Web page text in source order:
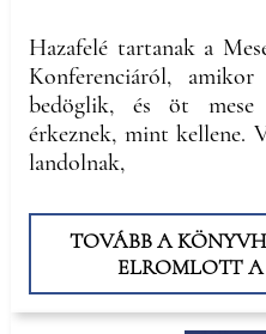
Hazafelé tartanak a
Konferenciáról,
bedöglik, és öt mese
érkeznek, mint kellene.
landolnak,
TOVÁBB A
ELROMLOTT